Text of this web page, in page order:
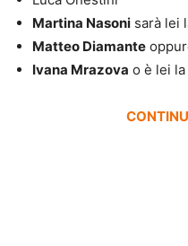
Martina Nasoni sarà lei
Matteo Diamante
Ivana Mrazova o è lei